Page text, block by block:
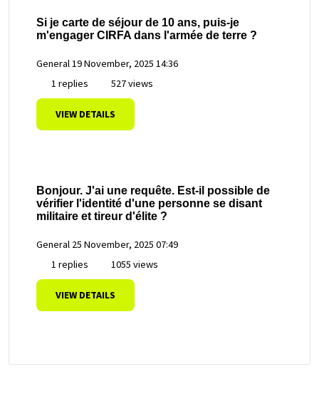
Si je carte de séjour de 10 ans, puis-je
m'engager CIRFA dans l'armée de terre ?
General19 November, 2025 14:36
1 replies
527 views
VIEW DETAILS
Bonjour. J'ai une requête. Est-il possible de
vérifier l'identité d'une personne se disant
militaire et tireur d'élite ?
General 25 November, 2025 07:49
1 replies
1055 views
VIEW DETAILS